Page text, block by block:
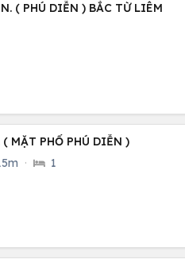
( PHÚ DIỄN ) BẮC TỪ LIÊM
MẶT PHỐ PHÚ DIỄN )
· 1